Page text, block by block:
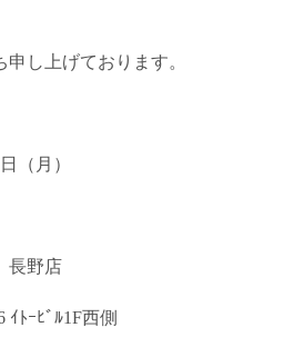
し上げております。
（月）
長野店
ﾄｰﾋﾞﾙ1F西側